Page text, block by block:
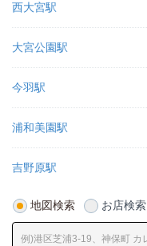
西大宮駅
大宮公園駅
今羽駅
浦和美園駅
吉野原駅
地図検索 お店検索